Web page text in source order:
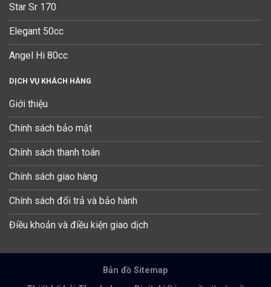
Star Sr 170
Elegant 50cc
Angel Hi 80cc
DỊCH VỤ KHÁCH HÀNG
Giới thiệu
Chính sách bảo mật
Chính sách thanh toán
Chính sách giao hàng
Chính sách đổi trả và bảo hành
Điều khoản và điều kiện giao dịch
Bản đồ Sitemap